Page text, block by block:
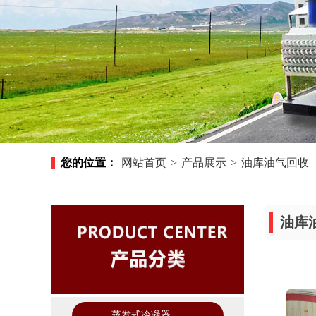
您的位置： 网站首页 > 产品展示 > 油库油气回收
油库